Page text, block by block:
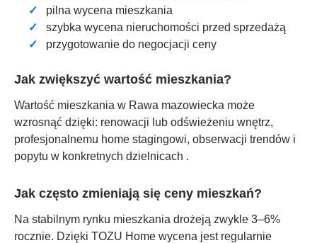
pilna wycena mieszkania
szybka wycena nieruchomości przed sprzedażą
przygotowanie do negocjacji ceny
Jak zwiększyć wartość mieszkania?
Wartość mieszkania w Rawa mazowiecka może
wzrosnąć dzięki: renowacji lub odświeżeniu wnętrz,
profesjonalnemu home stagingowi, obserwacji trendów i
popytu w konkretnych dzielnicach .
Jak często zmieniają się ceny mieszkań?
Na stabilnym rynku mieszkania drożeją zwykle 3–6%
rocznie. Dzięki TOZU Home wycena jest regularnie